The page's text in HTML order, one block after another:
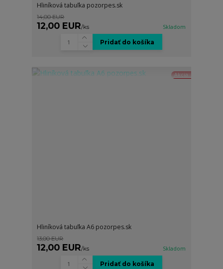
Hliníková tabuľka pozorpes.sk
14,00 EUR
12,00 EUR/ks Skladom
Pridať do košíka
Akcia
Hliníková tabuľka A6 pozorpes.sk
13,00 EUR
12,00 EUR/ks Skladom
Pridať do košíka